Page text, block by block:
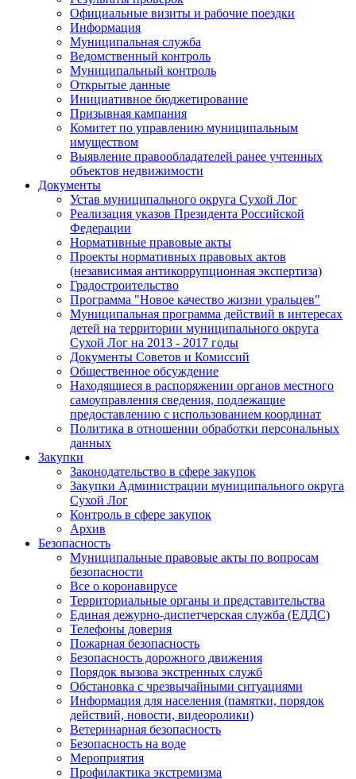
Официальные визиты и рабочие поездки
Информация
Муниципальная служба
Ведомственный контроль
Муниципальный контроль
Открытые данные
Инициативное бюджетирование
Призывная кампания
Комитет по управлению муниципальным
имуществом
Выявление правообладателей ранее учтенных
объектов недвижимости
Документы
Устав муниципального округа Сухой Лог
Реализация указов Президента Российской
Федерации
Нормативные правовые акты
Проекты нормативных правовых актов
(независимая антикоррупционная экспертиза)
Градостроительство
Программа "Новое качество жизни уральцев"
Муниципальная программа действий в интересах
детей на территории муниципального округа
Сухой Лог на 2013 - 2017 годы
Документы Советов и Комиссий
Общественное обсуждение
Находящиеся в распоряжении органов местного
самоуправления сведения, подлежащие
предоставлению с использованием координат
Политика в отношении обработки персональных
данных
Закупки
Законодательство в сфере закупок
Закупки Администрации муниципального округа
Сухой Лог
Контроль в сфере закупок
Архив
Безопасность
Муниципальные правовые акты по вопросам
безопасности
Все о коронавирусе
Территориальные органы и представительства
Единая дежурно-диспетчерская служба (ЕДДС)
Телефоны доверия
Пожарная безопасность
Безопасность дорожного движения
Порядок вызова экстренных служб
Обстановка с чрезвычайными ситуациями
Информация для населения (памятки, порядок
действий, новости, видеоролики)
Ветеринарная безопасность
Безопасность на воде
Мероприятия
Профилактика экстремизма